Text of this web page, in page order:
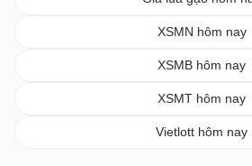
XSMN hôm nay
XSMB hôm nay
XSMT hôm nay
Vietlott hôm nay